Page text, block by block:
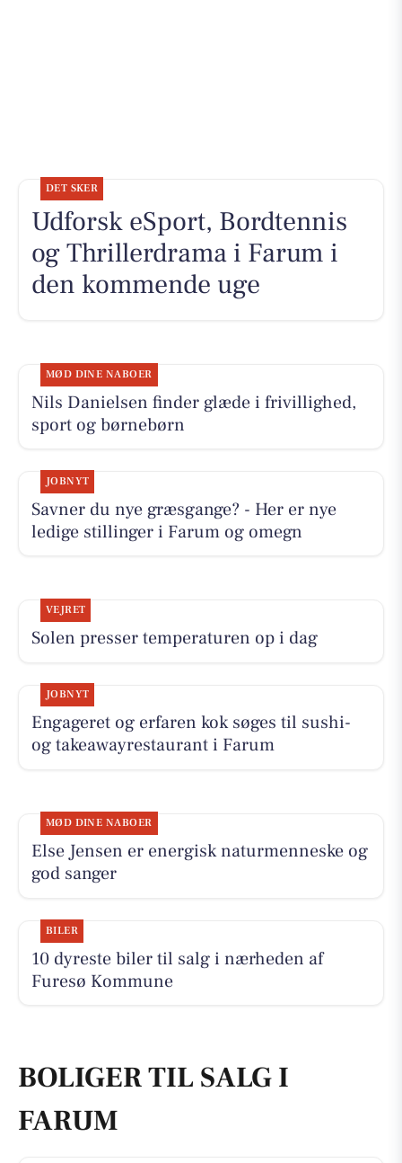
DET SKER
Udforsk eSport, Bordtennis
og Thrillerdrama i Farum i
den kommende uge
MØD DINE NABOER
Nils Danielsen finder glæde i frivillighed,
sport og børnebørn
JOBNYT
Savner du nye græsgange? - Her er nye
ledige stillinger i Farum og omegn
VEJRET
Solen presser temperaturen op i dag
JOBNYT
Engageret og erfaren kok søges til sushi-
og takeawayrestaurant i Farum
MØD DINE NABOER
Else Jensen er energisk naturmenneske og
god sanger
BILER
10 dyreste biler til salg i nærheden af
Furesø Kommune
BOLIGER TIL SALG I
FARUM